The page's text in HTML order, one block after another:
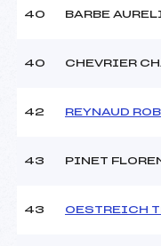
40 BARBE
40 CHEVRIER
42 REYNAUD
43 PINET
43 OESTREICH